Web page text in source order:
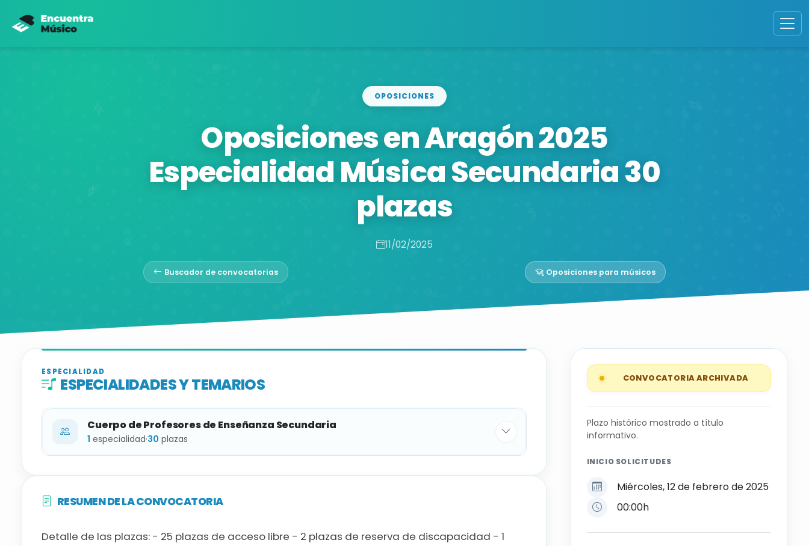
OPOSICIONES
Oposiciones en Aragón 2025
Especialidad Música Secundaria 30
plazas
11/02/2025
Buscador de convocatorias Oposiciones para músicos
ESPECIALIDAD
ESPECIALIDADES Y TEMARIOS
Cuerpo de Profesores de Enseñanza Secundaria
1 especialidad·30 plazas
Música
RESUMEN DE LA CONVOCATORIA
Detalle de las plazas: - 25 plazas de acceso libre - 2 plazas de reserva de discapacidad - 1
CONVOCATORIA ARCHIVADA
Plazo histórico mostrado a título
informativo.
INICIO SOLICITUDES
Miércoles, 12 de febrero de 2025
00:00h